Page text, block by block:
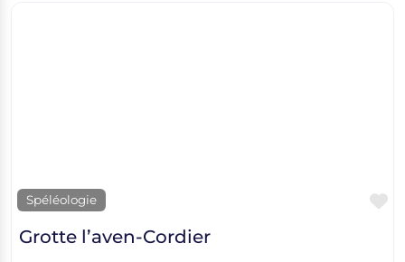
Spéléologie
Grotte l’aven-Cordier